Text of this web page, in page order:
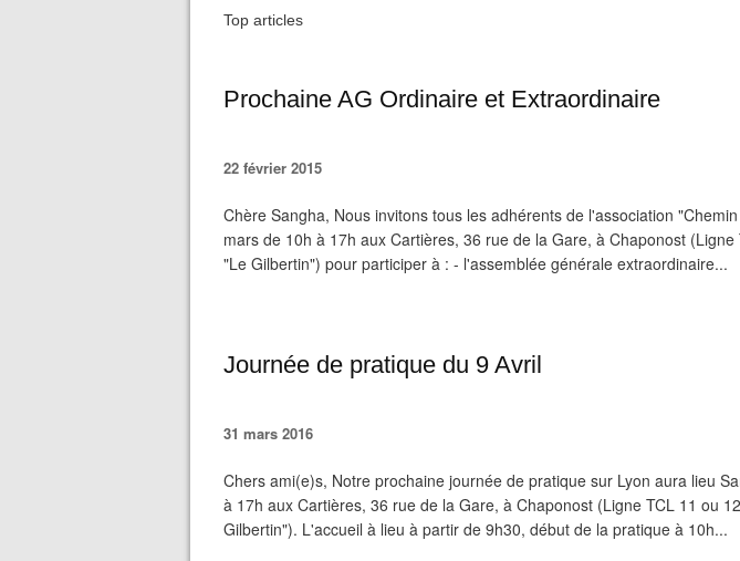
Top articles
Prochaine AG Ordinaire et Extraordinaire
22 février 2015
Chère Sangha, Nous invitons tous les adhérents de l'association
mars de 10h à 17h aux Cartières, 36 rue de la Gare, à Chaponost
"Le Gilbertin") pour participer à : - l'assemblée générale extraordinaire...
Journée de pratique du 9 Avril
31 mars 2016
Chers ami(e)s, Notre prochaine journée de pratique sur Lyon aura lieu
à 17h aux Cartières, 36 rue de la Gare, à Chaponost (Ligne TCL 11 ou
Gilbertin"). L'accueil à lieu à partir de 9h30, début de la pratique à 10h...